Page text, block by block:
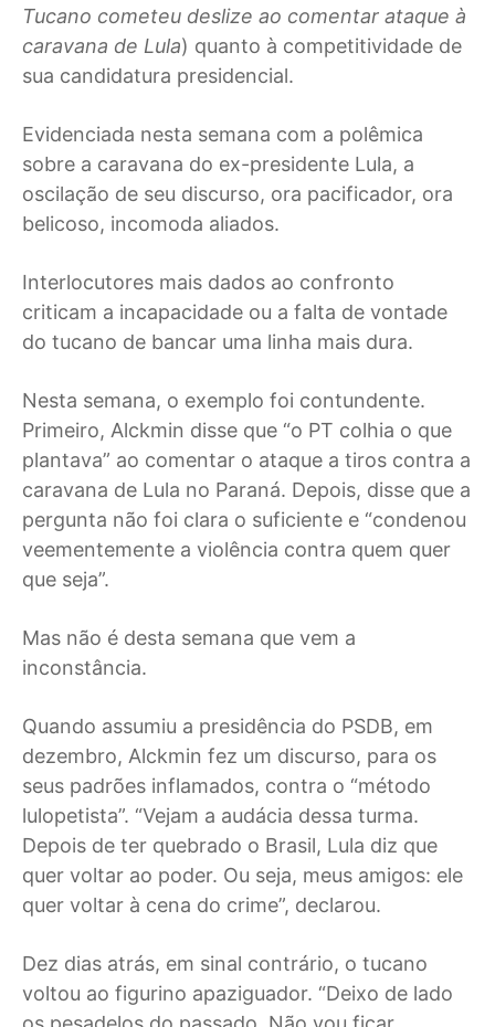
Tucano cometeu deslize ao comentar ataque à
caravana de Lula) quanto à competitividade de
sua candidatura presidencial.
Evidenciada nesta semana com a polêmica
sobre a caravana do ex-presidente Lula, a
oscilação de seu discurso, ora pacificador, ora
belicoso, incomoda aliados.
Interlocutores mais dados ao confronto
criticam a incapacidade ou a falta de vontade
do tucano de bancar uma linha mais dura.
Nesta semana, o exemplo foi contundente.
Primeiro, Alckmin disse que “o PT colhia o que
plantava” ao comentar o ataque a tiros contra a
caravana de Lula no Paraná. Depois, disse que a
pergunta não foi clara o suficiente e “condenou
veementemente a violência contra quem quer
que seja”.
Mas não é desta semana que vem a
inconstância.
Quando assumiu a presidência do PSDB, em
dezembro, Alckmin fez um discurso, para os
seus padrões inflamados, contra o “método
lulopetista”. “Vejam a audácia dessa turma.
Depois de ter quebrado o Brasil, Lula diz que
quer voltar ao poder. Ou seja, meus amigos: ele
quer voltar à cena do crime”, declarou.
Dez dias atrás, em sinal contrário, o tucano
voltou ao figurino apaziguador. “Deixo de lado